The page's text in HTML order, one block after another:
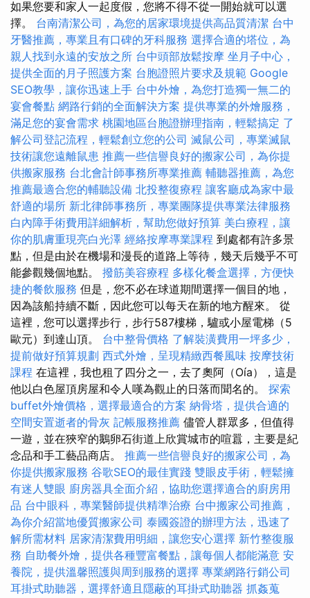
如果您要和家人一起度假，您將不得不從一開始就可以選
擇。 台南清潔公司，為您的居家環境提供高品質清潔 台中
牙醫推薦，專業且有口碑的牙科服務 選擇合適的塔位，為
親人找到永遠的安放之所 台中頭部放鬆按摩 坐月子中心，
提供全面的月子照護方案 台胞證照片要求及規範 Google
SEO教學，讓你迅速上手 台中外燴，為您打造獨一無二的
宴會餐點 網路行銷的全面解決方案 提供專業的外燴服務，
滿足您的宴會需求 桃園地區台胞證辦理指南，輕鬆搞定 了
解公司登記流程，輕鬆創立您的公司 滅鼠公司，專業滅鼠
技術讓您遠離鼠患 推薦一些信譽良好的搬家公司，為你提
供搬家服務 台北會計師事務所專業推薦 輔聽器推薦，為您
推薦最適合您的輔聽設備 北投整復療程 讓客廳成為家中最
舒適的場所 新北律師事務所，專業團隊提供專業法律服務
白內障手術費用詳細解析，幫助您做好預算 美白療程，讓
你的肌膚重現亮白光澤 經絡按摩專業課程 到處都有許多景
點，但是由於在機場和漫長的道路上等待，幾天后幾乎不可
能參觀幾個地點。 撥筋美容療程 多樣化餐盒選擇，方便快
捷的餐飲服務 但是，您不必在球道期間選擇一個目的地，
因為該船持續不斷，因此您可以每天在新的地方醒來。 從
這裡，您可以選擇步行，步行587樓梯，驢或小屋電梯（5
歐元）到達山頂。 台中整骨價格 了解裝潢費用一坪多少，
提前做好預算規劃 西式外燴，呈現精緻西餐風味 按摩技術
課程 在這裡，我也租了四分之一，去了奧阿（Oía），這是
他以白色屋頂房屋和令人嘆為觀止的日落而聞名的。 探索
buffet外燴價格，選擇最適合的方案 納骨塔，提供合適的
空間安置逝者的骨灰 記帳服務推薦 儘管人群眾多，但值得
一遊，並在狹窄的鵝卵石街道上欣賞城市的喧囂，主要是紀
念品和手工藝品商店。 推薦一些信譽良好的搬家公司，為
你提供搬家服務 谷歌SEO的最佳實踐 雙眼皮手術，輕鬆擁
有迷人雙眼 廚房器具全面介紹，協助您選擇適合的廚房用
品 台中眼科，專業醫師提供精準治療 台中搬家公司推薦，
為你介紹當地優質搬家公司 泰國簽證的辦理方法，迅速了
解所需材料 居家清潔費用明細，讓您安心選擇 新竹整復服
務 自助餐外燴，提供各種豐富餐點，讓每個人都能滿意 安
養院，提供溫馨照護與周到服務的選擇 專業網路行銷公司
耳掛式助聽器，選擇舒適且隱蔽的耳掛式助聽器 抓姦蒐